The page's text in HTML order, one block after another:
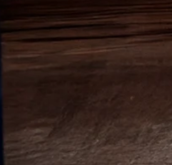
et skadedyr, som kan være
De gemmer sig godt i
kan et mindre problem
taget alvorligt. Det gælder
ophold kan give mange
udfordringen ofte hænge
mindre bygninger
rolige veje, hvor boliger